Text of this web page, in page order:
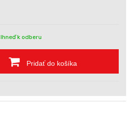
Ihneď k odberu
Pridať do košíka